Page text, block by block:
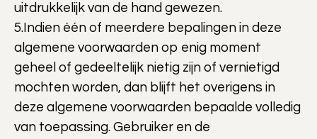
uitdrukkelijk van de hand gewezen.
5.Indien één of meerdere bepalingen in deze
algemene voorwaarden op enig moment
geheel of gedeeltelijk nietig zijn of vernietigd
mochten worden, dan blijft het overigens in
deze algemene voorwaarden bepaalde volledig
van toepassing. Gebruiker en de